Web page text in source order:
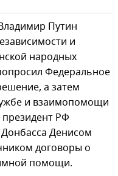
Путин
и
народных
Федеральное
а затем
и взаимопомощи
РФ
Денисом
договоры о
помощи.